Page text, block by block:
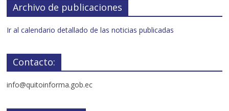
Archivo de publicaciones
Ir al calendario detallado de las noticias publicadas
Contacto:
info@quitoinforma.gob.ec